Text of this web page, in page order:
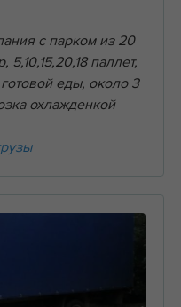
с парком из 20
паллет,
еды, около 3
охлажденкой